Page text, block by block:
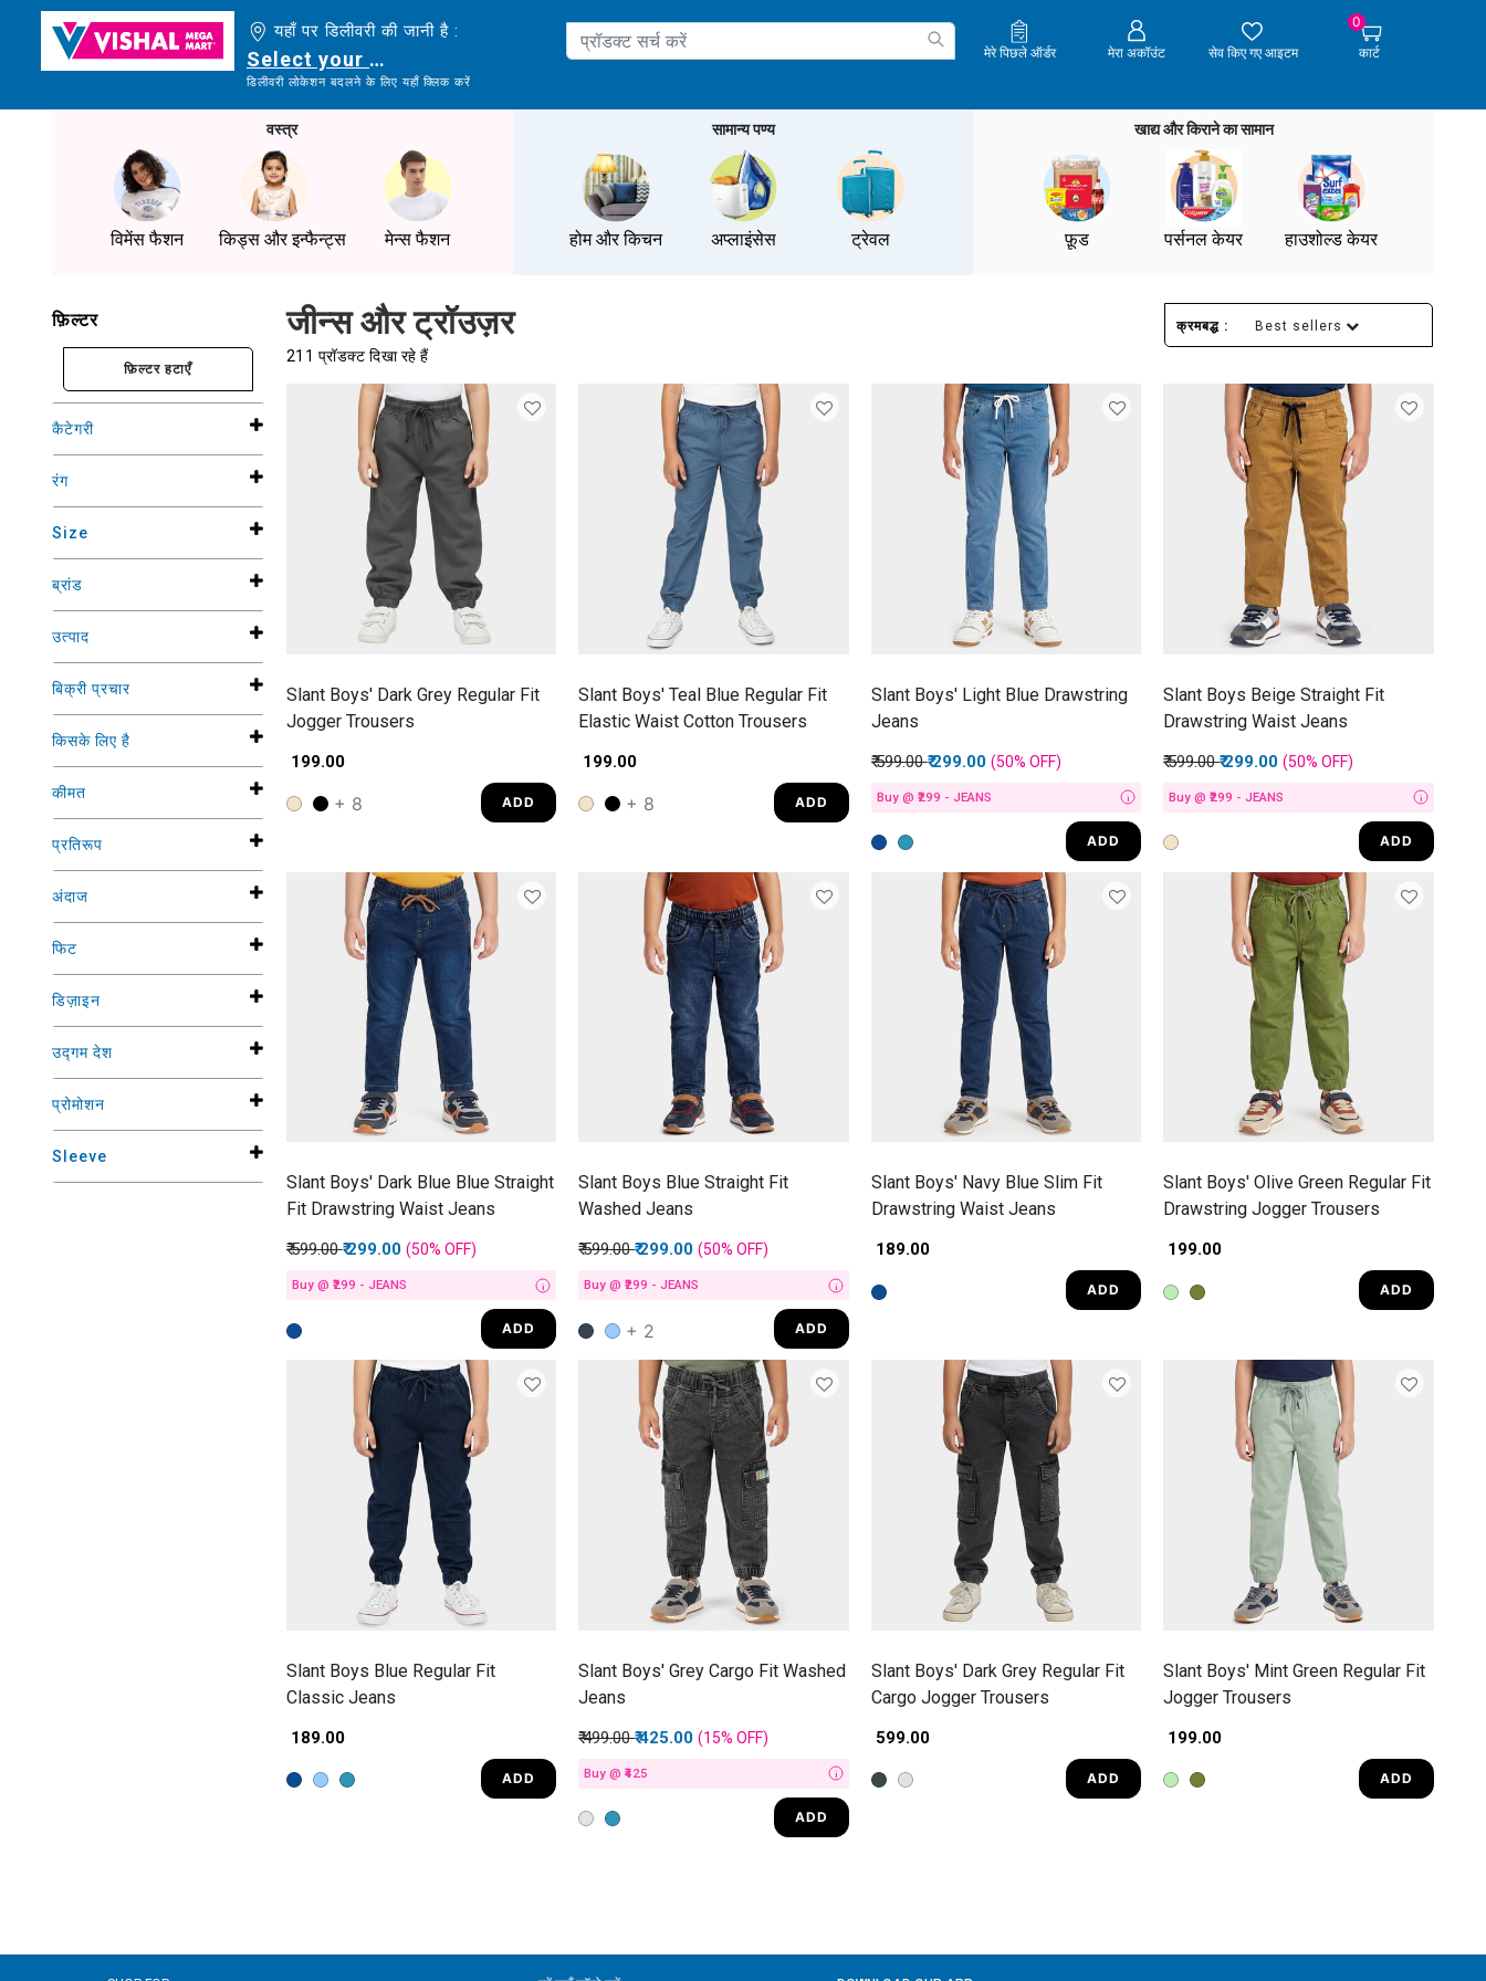
यहाँ पर डिलीवरी की जानी है :
Select your delivery location
डिलीवरी लोकेशन बदलने के लिए यहाँ क्लिक करें
मेरे पिछले ऑर्डर मेरा अकॉउंट सेव किए गए आइटम
0
कार्ट
वस्त्र
विमेंस फैशन किड्स और इन्फैन्ट्स मेन्स फैशन
सामान्य पण्य
होम और किचन अप्लाइंसेस ट्रेवल
खाद्य और किराने का सामान
फ़ूड पर्सनल केयर हाउशोल्ड केयर
फ़िल्टर जीन्स और ट्रॉउज़र
211 प्रॉडक्ट दिखा रहे हैं
क्रमबद्ध : Best sellers
फ़िल्टर हटाएँ
कैटेगरी
रंग
Size
ब्रांड
उत्पाद
बिक्री प्रचार
किसके लिए है
कीमत
प्रतिरूप
अंदाज
फिट
डिज़ाइन
उद्गम देश
प्रोमोशन
Sleeve
Slant Boys' Dark Grey Regular Fit
Jogger Trousers
₹ 199.00
+ 8 ADD
Slant Boys' Teal Blue Regular Fit
Elastic Waist Cotton Trousers
₹ 199.00
+ 8 ADD
Slant Boys' Light Blue Drawstring
Jeans
Price reduced from
₹ 599.00to
₹ 299.00 (50% OFF)
Buy @ ₹299 - JEANS i
ADD
Slant Boys Beige Straight Fit
Drawstring Waist Jeans
Price reduced from
₹ 599.00to
₹ 299.00(50%OFF)
Buy @ ₹299 - JEANS i
ADD
Slant Boys' Dark Blue Blue Straight
Fit Drawstring Waist Jeans
Price reduced from
₹ 599.00to
₹ 299.00 (50% OFF)
Buy @ ₹299 - JEANS i
ADD
Slant Boys Blue Straight Fit
Washed Jeans
Price reduced from
₹ 599.00to
₹ 299.00(50%OFF)
Buy @ ₹299 - JEANS i
+ 2 ADD
Slant Boys' Navy Blue Slim Fit
Drawstring Waist Jeans
₹ 189.00
ADD
Slant Boys' Olive Green Regular Fit
Drawstring Jogger Trousers
₹ 199.00
ADD
Slant Boys Blue Regular Fit
Classic Jeans
₹ 189.00
ADD
Slant Boys' Grey Cargo Fit Washed
Jeans
Price reduced from
₹ 499.00to
₹ 425.00(15%OFF)
Buy @ ₹425 i
ADD
Slant Boys' Dark Grey Regular Fit
Cargo Jogger Trousers
₹ 599.00
ADD
Slant Boys' Mint Green Regular Fit
Jogger Trousers
₹ 199.00
ADD